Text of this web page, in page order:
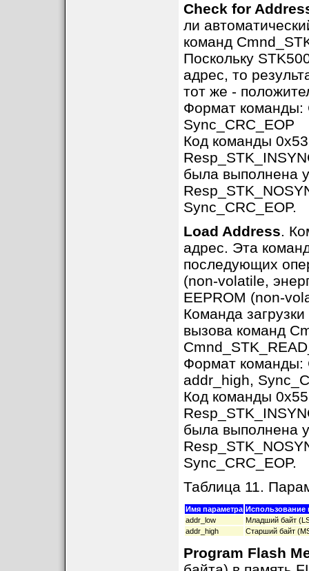
Check for
ли
команд
Поскольку
адрес, то
тот же -
Формат команды:
Sync_CRC_EOP
Код команды 0x53
была выполнена
Sync_CRC_EOP.
Load Address.
адрес. Эта
последующих
(non-volatile,
EEPROM (non-
Команда
вызова команд
Формат команды:
addr_high,
Код команды 0x55
была выполнена
Sync_CRC_EOP.
Таблица 11.
Имя параметра Использование
addr_low
Младший байт
addr_high
Старший байт
Program Flash